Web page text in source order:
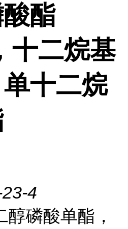
酯
十二烷基
十二烷
4
磷酸单酯，